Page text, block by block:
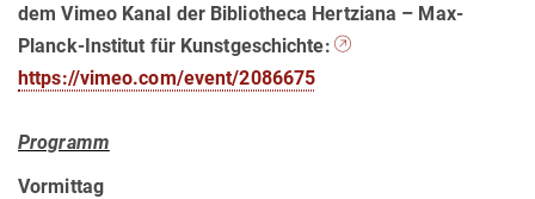
dem Vimeo Kanal der Bibliotheca Hertziana – Max-
Planck-Institut für Kunstgeschichte:
https://vimeo.com/event/2086675
Programm
Vormittag